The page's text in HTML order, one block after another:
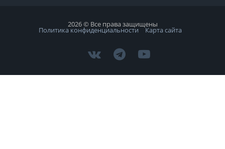
2026 © Все права защищены
Политика конфиденциальности Карта сайта